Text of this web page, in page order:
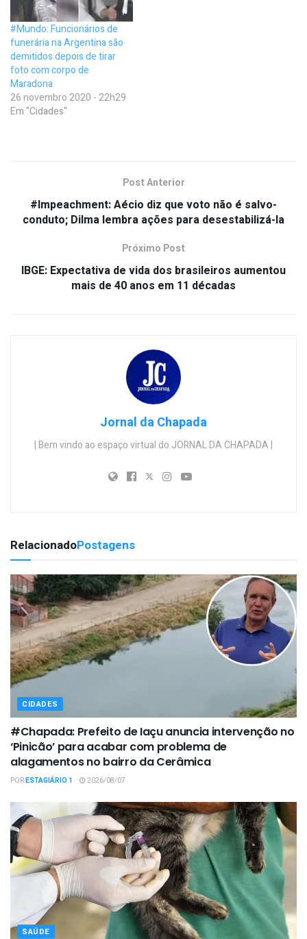
#Mundo: Funcionários de
funerária na Argentina são
demitidos depois de tirar
foto com corpo de
Maradona
26 novembro 2020 - 22h29
Em "Cidades"
Post Anterior
#Impeachment: Aécio diz que voto não é salvo-
conduto; Dilma lembra ações para desestabilizá-la
Próximo Post
IBGE: Expectativa de vida dos brasileiros aumentou
mais de 40 anos em 11 décadas
Jornal da Chapada
| Bem vindo ao espaço virtual do JORNAL DA CHAPADA |
RelacionadoPostagens
CIDADES
#Chapada: Prefeito de Iaçu anuncia intervenção no
‘Pinicão’ para acabar com problema de
alagamentos no bairro da Cerâmica
PORESTAGIÁRIO 1 2026/08/07
SAÚDE